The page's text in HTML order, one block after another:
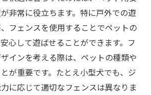
非常に役立ちます。特に戸外での遊
フェンスを使用することでペットの
心して遊ばせることができます。フ
インを考える際は、ペットの種類や
が重要です。たとえ小型犬でも、ジ
に応じて適切なフェンスは異なりま